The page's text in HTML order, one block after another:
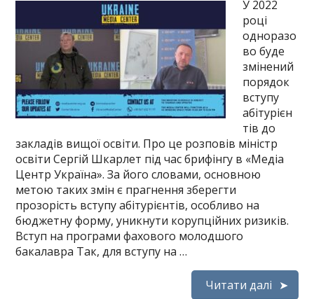
У 2022
році
одноразо
во буде
змінений
порядок
вступу
абітурієн
тів до
закладів вищої освіти. Про це розповів міністр
освіти Сергій Шкарлет під час брифінгу в «Медіа
Центр Україна». За його словами, основною
метою таких змін є прагнення зберегти
прозорість вступу абітурієнтів, особливо на
бюджетну форму, уникнути корупційних ризиків.
Вступ на програми фахового молодшого
бакалавра Так, для вступу на …
Читати далі